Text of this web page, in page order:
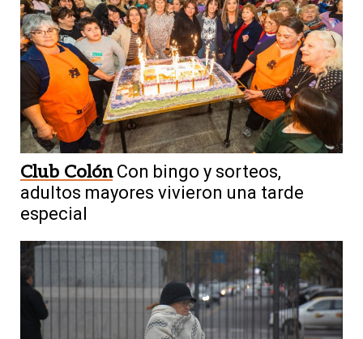
Club Colón Con bingo y sorteos,
adultos mayores vivieron una tarde
especial